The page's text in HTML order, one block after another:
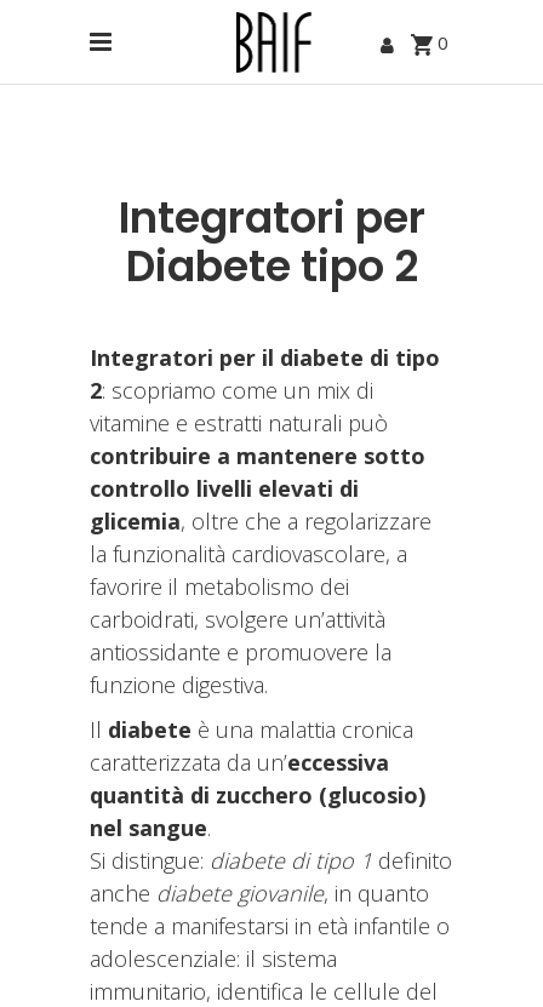
0
Integratori per
Diabete tipo 2
Integratori per il diabete di tipo
2: scopriamo come un mix di
vitamine e estratti naturali può
contribuire a mantenere sotto
controllo livelli elevati di
glicemia, oltre che a regolarizzare
la funzionalità cardiovascolare, a
favorire il metabolismo dei
carboidrati, svolgere un’attività
antiossidante e promuovere la
funzione digestiva.
Il diabete è una malattia cronica
caratterizzata da un’eccessiva
quantità di zucchero (glucosio)
nel sangue.
Si distingue: diabete di tipo 1 definito
anche diabete giovanile, in quanto
tende a manifestarsi in età infantile o
adolescenziale: il sistema
immunitario, identifica le cellule del